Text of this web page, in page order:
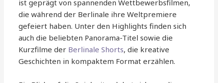
ist geprägt von spannenden Wettbewerbsfilmen,
die während der Berlinale ihre Weltpremiere
gefeiert haben. Unter den Highlights finden sich
auch die beliebten Panorama-Titel sowie die
Kurzfilme der Berlinale Shorts, die kreative
Geschichten in kompaktem Format erzählen.